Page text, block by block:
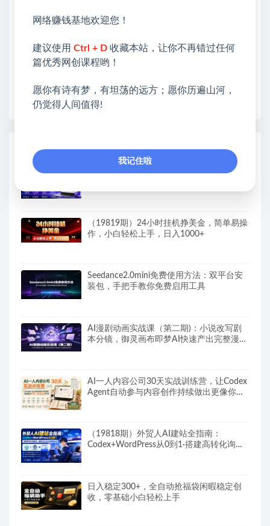
❤能助您：找项目 + 低成本创业 + 减少信息差 + 见识
❤本站为众多团队提供了重要价值，也为众多创业者
开启网络之门，广受好评！
早为您提供丰盛价值。祝您前程似锦！
热门课程展示
（19820期）抖音AI智能体【豆包电脑办公
脑收益
（19819期）24小时挂机挣美金，简单易操
作，小白轻松上手，日入1000+
Seedance2.0mini免费使用方法：双平台安
装包，手把手教你免费启用工具
AI漫剧动画实战课（第二期)：小说改写剧
本分镜，御灵画布即梦AI快速产出完整漫剧
AI一人内容公司30天实战训练营，让Codex
Agent自动参与内容创作持续做出更像你、
（19818期）外贸人AI建站全指南：
Codex+WordPress从0到1·搭建高转化询盘
日入稳定300+，全自动抢福袋闲暇稳定创
收，零基础小白轻松上手
网络赚钱基地欢迎您！
建议使用 Ctrl + D 收藏本站，让你不再错过任何
篇优秀网创课程哟！
愿你有诗有梦，有坦荡的远方；愿你历遍山河，
仍觉得人间值得!
我记住啦